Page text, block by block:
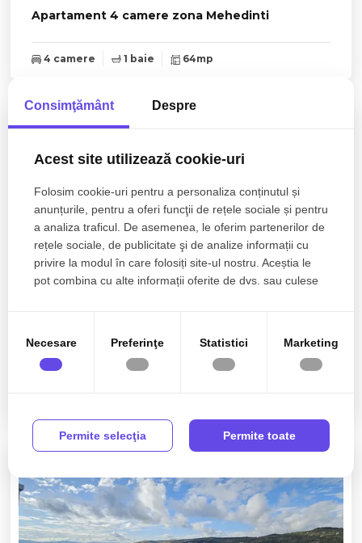
Apartament 4 camere zona Mehedinti
4 camere 1 baie 64mp
Apartament tip studio 45mp,balcon,Calea
Floresti-West City Tower
Consimţământ Despre
Acest site utilizează cookie-uri
Folosim cookie-uri pentru a personaliza conținutul și
anunțurile, pentru a oferi funcţii de rețele sociale și pentru
a analiza traficul. De asemenea, le oferim partenerilor de
rețele sociale, de publicitate şi de analize informații cu
privire la modul în care folosiți site-ul nostru. Aceștia le
pot combina cu alte informații oferite de dvs. sau culese
Necesare Preferinţe Statistici Marketing
Permite selecţia Permite toate